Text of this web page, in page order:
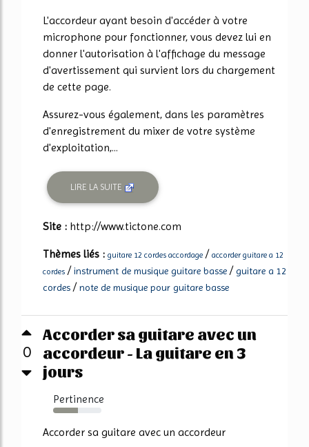
L'accordeur ayant besoin d'accéder à votre
microphone pour fonctionner, vous devez lui en
donner l'autorisation à l'affichage du message
d'avertissement qui survient lors du chargement
de cette page.
Assurez-vous également, dans les paramètres
d'enregistrement du mixer de votre système
d'exploitation,...
LIRE LA SUITE
Site : http://www.tictone.com
Thèmes liés : guitare 12 cordes accordage / accorder guitare a 12
cordes /instrument de musique guitare basse /guitare a 12
cordes /note de musique pour guitare basse
0
Accorder sa guitare avec un
accordeur - La guitare en 3
jours
Pertinence
51%
Accorder sa guitare avec un accordeur